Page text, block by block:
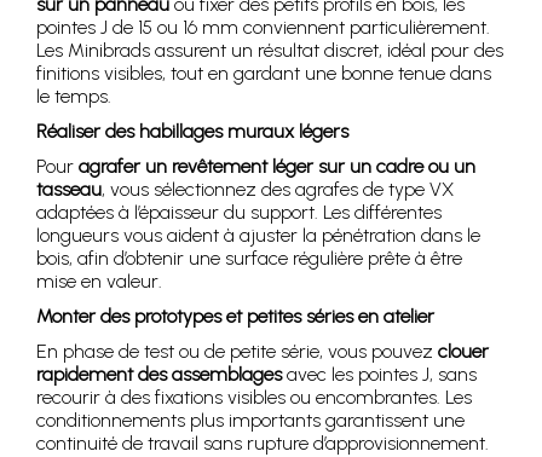
pointes J de 15 ou 16 mm conviennent particulièrement.
Les Minibrads assurent un résultat discret, idéal pour des
finitions visibles, tout en gardant une bonne tenue dans
le temps.
Réaliser des habillages muraux légers
Pour agrafer un revêtement léger sur un cadre ou un
tasseau, vous sélectionnez des agrafes de type VX
adaptées à l’épaisseur du support. Les différentes
longueurs vous aident à ajuster la pénétration dans le
bois, afin d’obtenir une surface régulière prête à être
mise en valeur.
Monter des prototypes et petites séries en atelier
En phase de test ou de petite série, vous pouvez clouer
rapidement des assemblagesavec les pointes J, sans
recourir à des fixations visibles ou encombrantes. Les
conditionnements plus importants garantissent une
continuité de travail sans rupture d’approvisionnement.